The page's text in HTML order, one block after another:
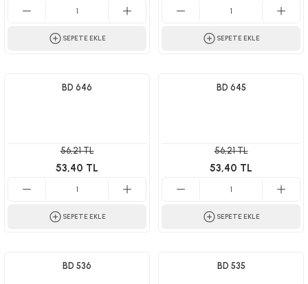
SEPETE EKLE SEPETE EKLE
BD 646
56,21 TL
53,40 TL
SEPETE EKLE
BD 645
56,21 TL
53,40 TL
SEPETE EKLE
BD 536 BD 535